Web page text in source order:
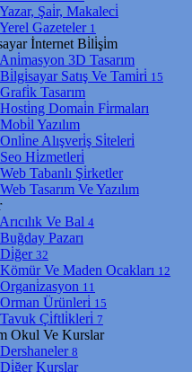
Yazar, Şai̇r, Makaleci̇
Yerel Gazeteler 1
İnternet Bi̇li̇şi̇m
Ani̇masyon 3D Tasarım
Bi̇lgi̇sayar Satış Ve Tami̇ri̇ 15
Grafi̇k Tasarım
Hosti̇ng Domai̇n Fi̇rmaları
Mobi̇l Yazılım
Onli̇ne Alışveri̇ş Si̇teleri̇
Seo Hi̇zmetleri̇
Web Tabanlı Şi̇rketler
Web Tasarım Ve Yazılım
Arıcılık Ve Bal 4
Buğday Pazarı
Di̇ğer 32
Kömür Ve Maden Ocakları 12
Organi̇zasyon 11
Orman Ürünleri̇ 15
Tavuk Çi̇ftli̇kleri̇ 7
Okul Ve Kurslar
Dershaneler 8
Di̇ğer Kurslar